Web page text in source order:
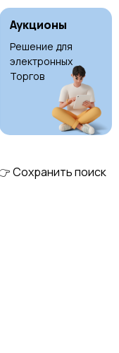
Аукционы
Решение для
электронных
Торгов
Сохранить поиск